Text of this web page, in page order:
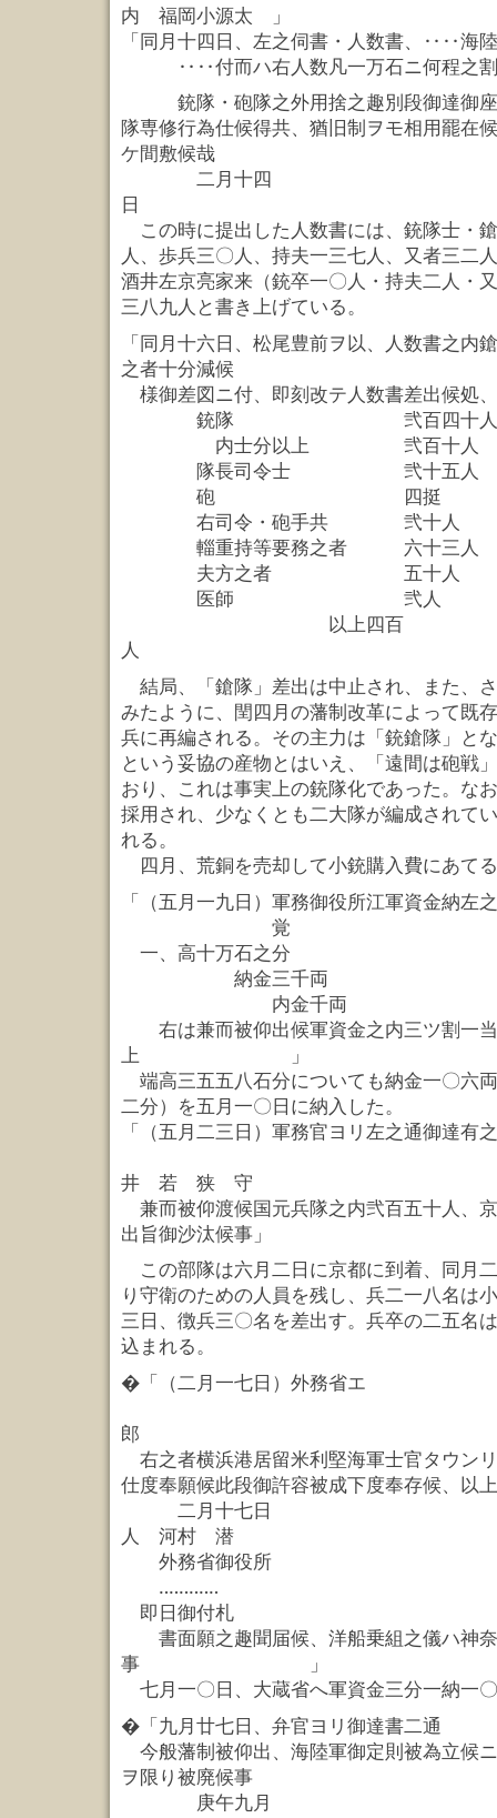
内 福岡小源太 」
「同月十四日、左之伺書・人数書、‥‥海
‥‥付而ハ右人数凡一万石ニ何程之割
銃隊・砲隊之外用捨之趣別段御達御座
隊専修行為仕候得共、猶旧制ヲモ相用罷在
ケ間敷候哉
二月十四
日
この時に提出した人数書には、銃隊士・
人、歩兵三〇人、持夫一三七人、又者三二
酒井左京亮家来（銃卒一〇人・持夫二人・
三八九人と書き上げている。
「同月十六日、松尾豊前ヲ以、人数書之内
之者十分減候
様御差図ニ付、即刻改テ人数書差出候処
銃隊 弐百四十人
内士分以上 弐百十人
隊長司令士 弐十五人
砲 四挺
右司令・砲手共 弐十人
輜重持等要務之者 六十三人
夫方之者 五十人
医師 弐人
以上四百
人
結局、「鎗隊」差出は中止され、また、
みたように、閏四月の藩制改革によって既
兵に再編される。その主力は「銃鎗隊」と
という妥協の産物とはいえ、「遠間は砲戦
おり、これは事実上の銃隊化であった。な
採用され、少なくとも二大隊が編成されて
れる。
四月、荒銅を売却して小銃購入費にあて
「（五月一九日）軍務御役所江軍資金納左
覚
一、高十万石之分
納金三千両
内金千両
右は兼而被仰出候軍資金之内三ツ割一
上 」
端高三五五八石分についても納金一〇六
二分）を五月一〇日に納入した。
「（五月二三日）軍務官ヨリ左之通御達有之
井 若 狭 守
兼而被仰渡候国元兵隊之内弐百五十人、
出旨御沙汰候事」
この部隊は六月二日に京都に到着、同月
り守衛のための人員を残し、兵二一八名は
三日、徴兵三〇名を差出す。兵卒の二五名
込まれる。
�「（二月一七日）外務省エ
郎
右之者横浜港居留米利堅海軍士官タウン
仕度奉願候此段御許容被成下度奉存候、以上
二月十七日 小
人 河村 潜
外務省御役所
‥‥‥‥‥‥
即日御付札
書面願之趣聞届候、洋船乗組之儀ハ神
事 」
七月一〇日、大蔵省へ軍資金三分一納一
�「九月廿七日、弁官ヨリ御達書二通
今般藩制被仰出、海陸軍御定則被為立候
ヲ限り被廃候事
庚午